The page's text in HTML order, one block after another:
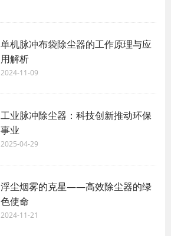
单机脉冲布袋除尘器的工作原理与应
用解析
2024-11-09
工业脉冲除尘器：科技创新推动环保
事业
2025-04-29
浮尘烟雾的克星——高效除尘器的绿
色使命
2024-11-21